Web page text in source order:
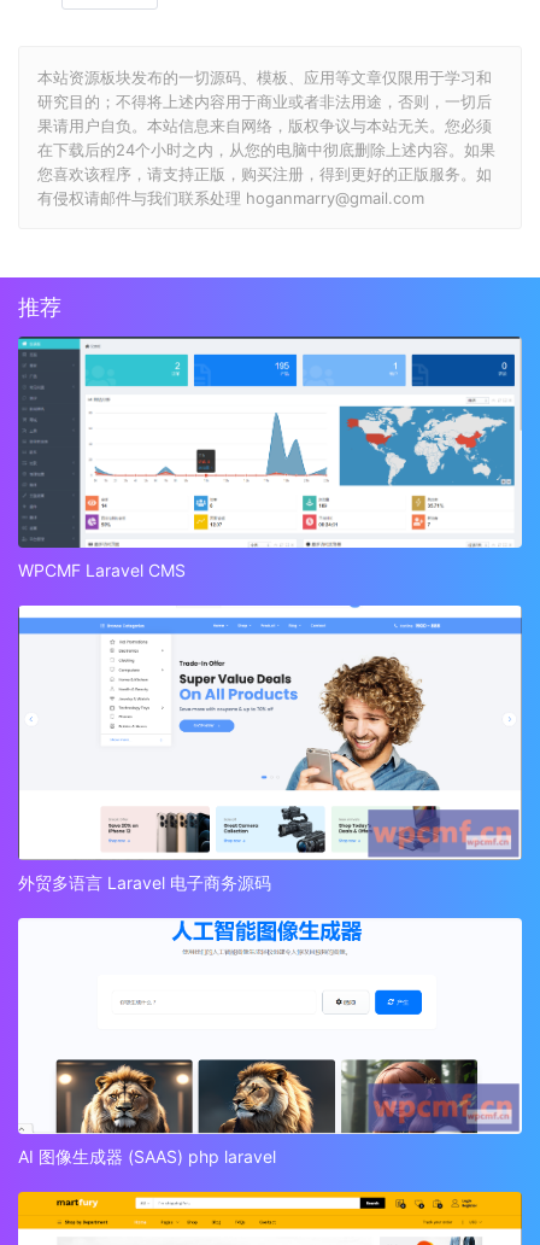
本站资源板块发布的一切源码、模板、应用等文章仅限用于学习和
研究目的；不得将上述内容用于商业或者非法用途，否则，一切后
果请用户自负。本站信息来自网络，版权争议与本站无关。您必须
在下载后的24个小时之内，从您的电脑中彻底删除上述内容。如果
您喜欢该程序，请支持正版，购买注册，得到更好的正版服务。如
有侵权请邮件与我们联系处理 hoganmarry@gmail.com
推荐
WPCMF Laravel CMS
外贸多语言 Laravel 电子商务源码
AI 图像生成器 (SAAS) php laravel